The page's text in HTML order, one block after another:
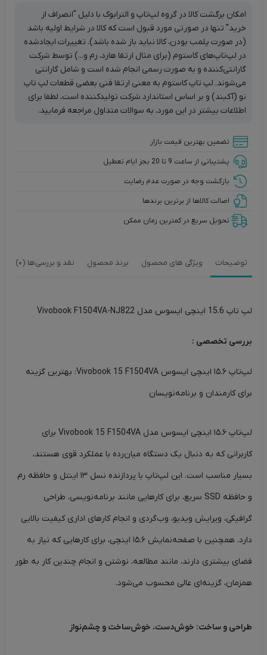
امکان برگشت کالا در گروه لپ‌تاپ و الترابوک با دلیل "انصراف از
خرید" تنها در صورتی مورد قبول است که کالا در شرایط اولیه باشد
(در صورت پلمب بودن، کالا نباید باز شده باشد). تغییرات ایجادشده
در لپ‌تاپ‌های کاستوم (برای مثال ارتقا هارد، رم و...) توسط شرکت
گارانتی‌کننده و به صورت رسمی انجام شده است و شامل گارانتی
می‌شوند. لپ تاپ کاستوم به معنی ارتقا فنی بعضی قطعات لپ تاپ
نو (آکبند) و بر اساس استاندارد شرکت تولیدکننده است، لطفا برای
اطلاعات بیشتر در این مورد، به سوالات متداول مراجعه فرمایید.
تضمین بهترین قیمت بازار
پشتیبانی از ساعت 9 تا 20 بجز ایام تعطیل
بازگشت وجه در صورت عدم رضایت
اصالت کالاها از برترین برندها
تحویل سریع در کمترین زمان ممکن
توضیحات ویژگی های محصول برند محصول نقد و بررسی‌ها (0)
لپ تاپ 15.6 اینچی ایسوس مدل Vivobook F1504VA-NJ822
بررسی تخصصی :
لپ‌تاپ ۱۵.۶ اینچی ایسوس Vivobook 15 F1504VA: بهترین گزینه
برای کارمندان و برنامه‌نویسان
لپ‌تاپ ۱۵.۶ اینچی ایسوس مدل Vivobook 15 F1504VA برای
کاربرانی که به دنبال یک دستگاه میان‌رده با عملکرد قوی هستند،
بسیار مناسب است. این لپ‌تاپ با پردازنده نسل ۱۳ اینتل و حافظه رم
و حافظه SSD سریع، برای کارهایی مانند برنامه‌نویسی، طراحی
گرافیکی، ویرایش ویدیو، وب‌گردی و انجام کارهای اداری کیفیت بالایی
دارد. همچنین با صفحه‌نمایش ۱۵.۶ اینچی، برای کارهایی که نیاز به
فضای بیشتری دارند، مانند مطالعه، نوشتن و انجام چندین کار به طور
همزمان، گزینه‌ای عالی محسوب می‌شود.
طراحی و ساخت: خوش‌دست، خوش‌ساخت و چشم‌نواز